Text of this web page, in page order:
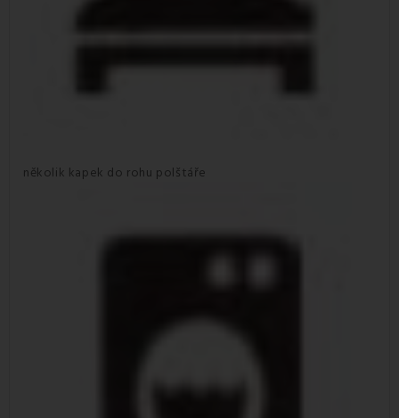
několik kapek do rohu polštáře